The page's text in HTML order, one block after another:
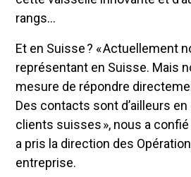
rangs…
Et en Suisse ? « Actuellement
représentant en Suisse. Mais
mesure de répondre
Des contacts sont d’ailleurs
clients suisses », nous a
a pris la direction des
entreprise.